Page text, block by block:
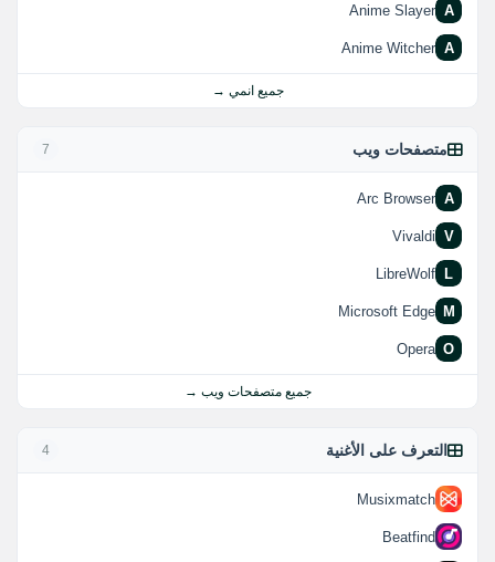
A
Anime Slayer
A
Anime Witcher
جميع انمي →
متصفحات ويب 7
A
Arc Browser
V
Vivaldi
L
LibreWolf
M
Microsoft Edge
O
Opera
جميع متصفحات ويب →
التعرف على الأغنية 4
Musixmatch
Beatfind